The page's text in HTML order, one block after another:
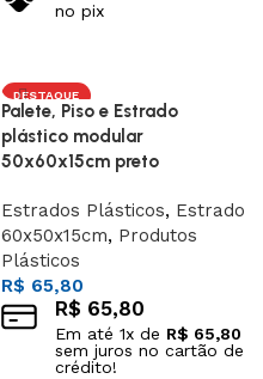
no pix
DESTAQUE
Palete, Piso e Estrado
plástico modular
50x60x15cm preto
Estrados Plásticos, Estrado
60x50x15cm, Produtos
Plásticos
R$ 65,80
R$ 65,80
Em até 1x de R$ 65,80
sem juros no cartão de
crédito!